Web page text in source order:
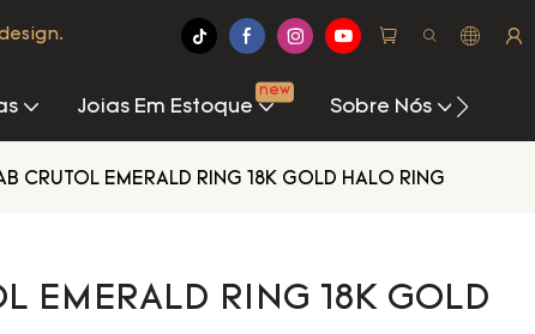
Joias Em Estoque
new
Sobre Nós
CRUTOL EMERALD RING 18K GOLD HALO RING
EMERALD RING 18K GOLD